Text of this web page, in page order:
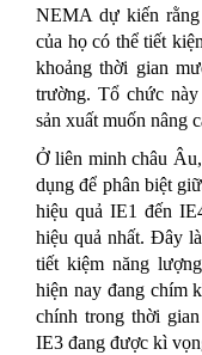
NEMA dự kiến rằng
của họ có thể tiết
khoảng thời gian
trường. Tổ chức
sản xuất muốn nâng
Ở liên minh châu
dụng để phân biệt
hiệu quả IE1 đến
hiệu quả nhất. Đây
tiết kiệm năng
hiện nay đang chím
chính trong thời
IE3 đang được kì